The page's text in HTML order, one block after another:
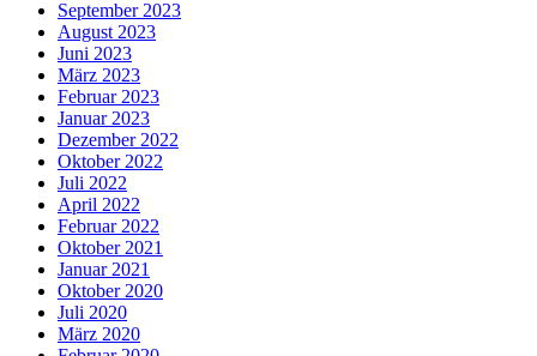
September 2023
August 2023
Juni 2023
März 2023
Februar 2023
Januar 2023
Dezember 2022
Oktober 2022
Juli 2022
April 2022
Februar 2022
Oktober 2021
Januar 2021
Oktober 2020
Juli 2020
März 2020